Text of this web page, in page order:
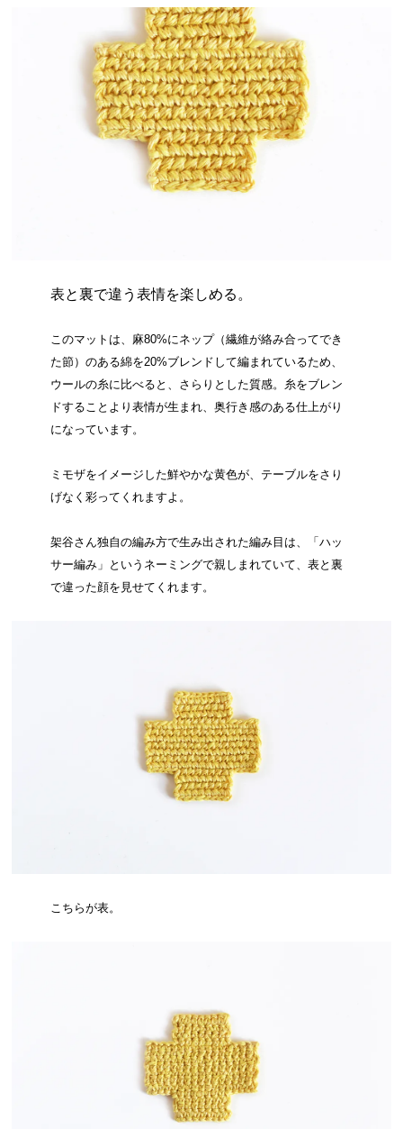
表と裏で違う表情を楽しめる。
このマットは、麻80%にネップ（繊維が絡み合ってでき
た節）のある綿を20%ブレンドして編まれているため、
ウールの糸に比べると、さらりとした質感。糸をブレン
ドすることより表情が生まれ、奥行き感のある仕上がり
になっています。
ミモザをイメージした鮮やかな黄色が、テーブルをさり
げなく彩ってくれますよ。
架谷さん独自の編み方で生み出された編み目は、「ハッ
サー編み」というネーミングで親しまれていて、表と裏
で違った顔を見せてくれます。
こちらが表。